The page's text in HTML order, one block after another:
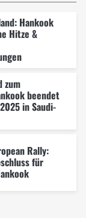
Hankook
Hitze &
zum
beendet
in Saudi-
Rally:
für